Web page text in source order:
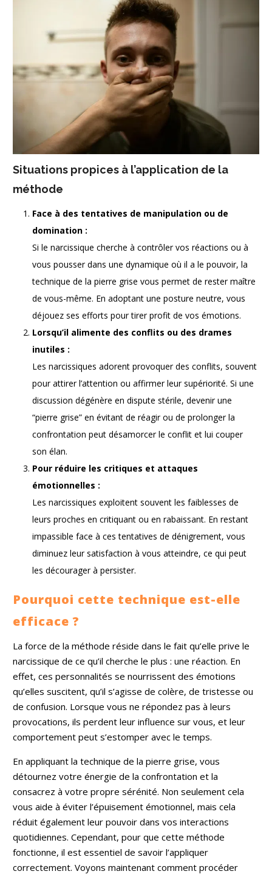
Situations propices à l’application de la
méthode
Face à des tentatives de manipulation ou de
domination :
Si le narcissique cherche à contrôler vos réactions ou à
vous pousser dans une dynamique où il a le pouvoir, la
technique de la pierre grise vous permet de rester maître
de vous-même. En adoptant une posture neutre, vous
déjouez ses efforts pour tirer profit de vos émotions.
Lorsqu’il alimente des conflits ou des drames
inutiles :
Les narcissiques adorent provoquer des conflits, souvent
pour attirer l’attention ou affirmer leur supériorité. Si une
discussion dégénère en dispute stérile, devenir une
“pierre grise” en évitant de réagir ou de prolonger la
confrontation peut désamorcer le conflit et lui couper
son élan.
Pour réduire les critiques et attaques
émotionnelles :
Les narcissiques exploitent souvent les faiblesses de
leurs proches en critiquant ou en rabaissant. En restant
impassible face à ces tentatives de dénigrement, vous
diminuez leur satisfaction à vous atteindre, ce qui peut
les décourager à persister.
Pourquoi cette technique est-elle
efficace ?
La force de la méthode réside dans le fait qu’elle prive le
narcissique de ce qu’il cherche le plus : une réaction. En
effet, ces personnalités se nourrissent des émotions
qu’elles suscitent, qu’il s’agisse de colère, de tristesse ou
de confusion. Lorsque vous ne répondez pas à leurs
provocations, ils perdent leur influence sur vous, et leur
comportement peut s’estomper avec le temps.
En appliquant la technique de la pierre grise, vous
détournez votre énergie de la confrontation et la
consacrez à votre propre sérénité. Non seulement cela
vous aide à éviter l’épuisement émotionnel, mais cela
réduit également leur pouvoir dans vos interactions
quotidiennes. Cependant, pour que cette méthode
fonctionne, il est essentiel de savoir l’appliquer
correctement. Voyons maintenant comment procéder